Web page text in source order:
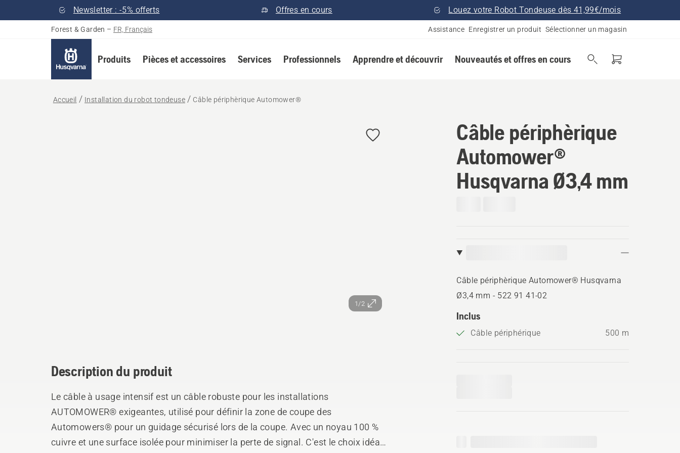
Newsletter : -5% offerts Offres en cours Louez votre Robot Tondeuse dès 41,99€/mois
Forest & Garden – FR, Français Assistance Enregistrer un produit Sélectionner un magasin
Produits Pièces et accessoires Services Professionnels Apprendre et découvrir Nouveautés et offres en cours
Accueil Installation du robot tondeuse Câble périphèrique Automower®
1/2
Câble périphèrique
Automower®
Husqvarna Ø3,4 mm
Câble périphèrique Automower® Husqvarna
Ø3,4 mm - 522 91 41‑02
Inclus
Câble périphérique 500 m
Description du produit
Le câble à usage intensif est un câble robuste pour les installations
AUTOMOWER® exigeantes, utilisé pour définir la zone de coupe des
Automowers® pour un guidage sécurisé lors de la coupe. Avec un noyau 100 %
cuivre et une surface isolée pour minimiser la perte de signal. C'est le choix idéal